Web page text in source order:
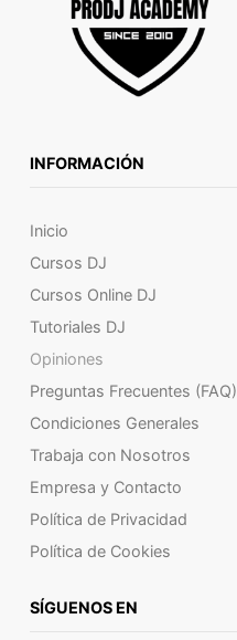
INFORMACIÓN
Inicio
Cursos DJ
Cursos Online DJ
Tutoriales DJ
Opiniones
Preguntas Frecuentes (FAQ)
Condiciones Generales
Trabaja con Nosotros
Empresa y Contacto
Política de Privacidad
Política de Cookies
SÍGUENOS EN